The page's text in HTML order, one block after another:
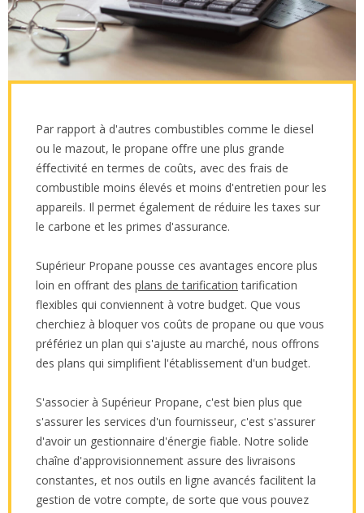
Par rapport à d'autres combustibles comme le diesel
ou le mazout, le propane oﬀre une plus grande
éﬀectivité en termes de coûts, avec des frais de
combustible moins élevés et moins d'entretien pour les
appareils. Il permet également de réduire les taxes sur
le carbone et les primes d'assurance.
Supérieur Propane pousse ces avantages encore plus
loin en offrant des plans de tarification tarification
flexibles qui conviennent à votre budget. Que vous
cherchiez à bloquer vos coûts de propane ou que vous
préfériez un plan qui s'ajuste au marché, nous offrons
des plans qui simplifient l'établissement d'un budget.
S'associer à Supérieur Propane, c'est bien plus que
s'assurer les services d'un fournisseur, c'est s'assurer
d'avoir un gestionnaire d'énergie fiable. Notre solide
chaîne d'approvisionnement assure des livraisons
constantes, et nos outils en ligne avancés facilitent la
gestion de votre compte, de sorte que vous pouvez